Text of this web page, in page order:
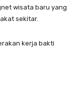
wisata baru yang
sekitar.
kerja bakti